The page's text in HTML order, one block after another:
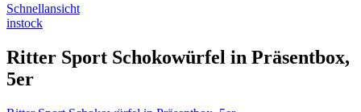
Schnellansicht
instock
Ritter Sport Schokowürfel in Präsentbox,
5er